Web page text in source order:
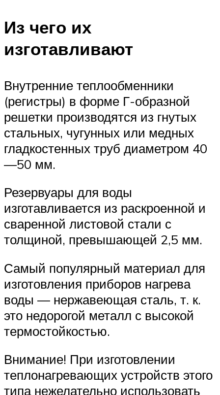
Из чего их
изготавливают
Внутренние теплообменники
(регистры) в форме Г-образной
решетки производятся из гнутых
стальных, чугунных или медных
гладкостенных труб диаметром 40
—50 мм.
Резервуары для воды
изготавливается из раскроенной и
сваренной листовой стали с
толщиной, превышающей 2,5 мм.
Самый популярный материал для
изготовления приборов нагрева
воды — нержавеющая сталь, т. к.
это недорогой металл с высокой
термостойкостью.
Внимание! При изготовлении
теплонагревающих устройств этого
типа нежелательно использовать